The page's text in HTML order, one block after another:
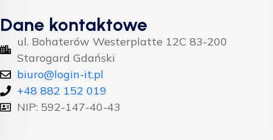
Dane kontaktowe
ul. Bohaterów Westerplatte 12C 83-200
Starogard Gdański
biuro@login-it.pl
+48 882 152 019
NIP: 592-147-40-43